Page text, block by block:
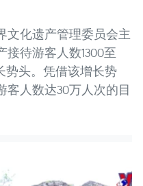
文化遗产管理委员会主
待游客人数1300至
势头。凭借该增长势
客人数达30万人次的目